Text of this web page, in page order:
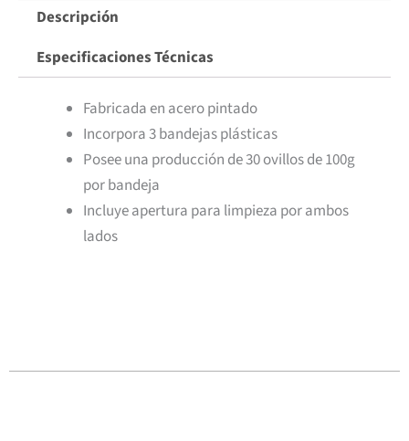
Descripción
Especificaciones Técnicas
Fabricada en acero pintado
Incorpora 3 bandejas plásticas
Posee una producción de 30 ovillos de 100g
por bandeja
Incluye apertura para limpieza por ambos
lados